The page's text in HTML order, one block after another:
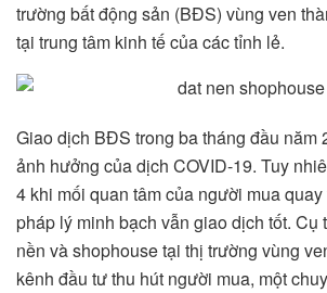
trường bất động sản (BĐS) vùng ven
tại trung tâm kinh tế của các tỉnh lẻ.
Giao dịch BĐS trong ba tháng đầu năm
ảnh hưởng của dịch COVID-19. Tuy
4 khi mối quan tâm của người mua
pháp lý minh bạch vẫn giao dịch tốt. Cụ
nền và shophouse tại thị trường vùng
kênh đầu tư thu hút người mua, một